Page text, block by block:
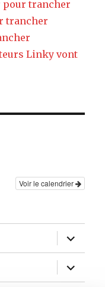
pour trancher
trancher
Linky vont
Voir le calendrier
ouvrir
le
sous-
menu
ouvrir
le
sous-